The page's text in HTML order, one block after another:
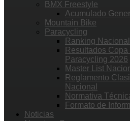
BMX Freestyle
Acumulado
Mountain Bike
Paracycling
Ranking
Resultados
Paracycling 2026
Master List
Reglamento
Nacional
Normativa
Formato de
Noticias